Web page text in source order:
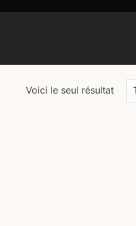
Voici le seul résultat